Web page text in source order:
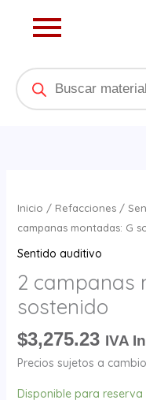
Products
search
Inicio / Refacciones/
campanas montadas: G
Sentido auditivo
2 campanas
sostenido
$3,275.23 IVA
Precios sujetos a
Disponible para reserva
campanas
montadas:
cantidad